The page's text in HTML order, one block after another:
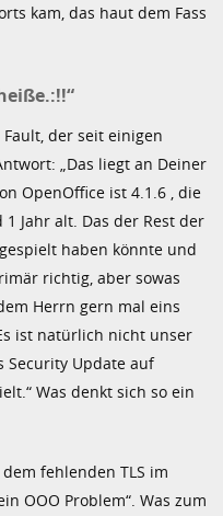
kam, das haut dem Fass
der seit einigen
„Das liegt an Deiner
OpenOffice ist 4.1.6 , die
Jahr alt. Das der Rest der
haben könnte und
richtig, aber sowas
Herrn gern mal eins
ist natürlich nicht unser
Security Update auf
Was denkt sich so ein
fehlenden TLS im
OOO Problem“. Was zum